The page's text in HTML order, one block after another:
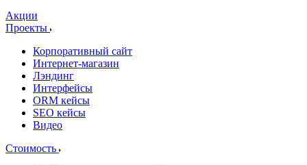
Акции
Проекты
Корпоративный сайт
Интернет-магазин
Лэндинг
Интерфейсы
ORM кейсы
SEO кейсы
Видео
Стоимость